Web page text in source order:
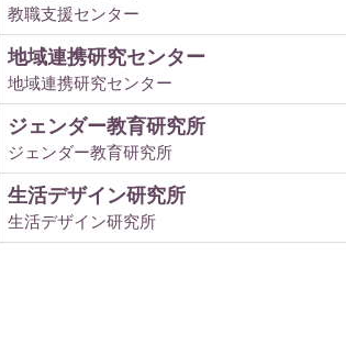
教職支援センター
地域連携研究センター
地域連携研究センター
ジェンダー教育研究所
ジェンダー教育研究所
生活デザイン研究所
生活デザイン研究所